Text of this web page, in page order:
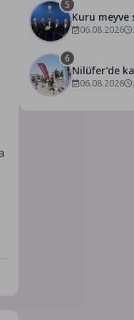
5
Kuru
hedefi için
06.08.2026
6
Nilüfer’de
06.08.2026